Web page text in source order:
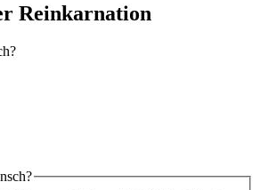
Reinkarnation